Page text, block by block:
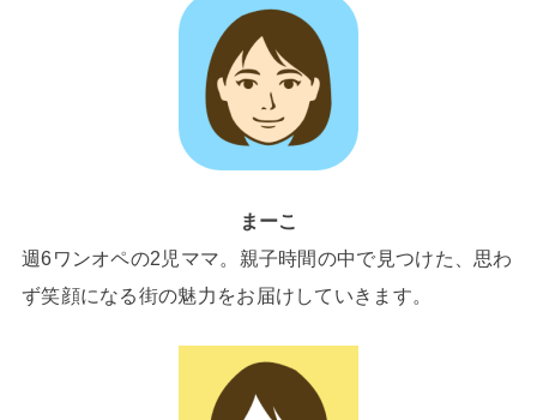
まーこ
週6ワンオペの2児ママ。親子時間の中で見つけた、思わ
ず笑顔になる街の魅力をお届けしていきます。